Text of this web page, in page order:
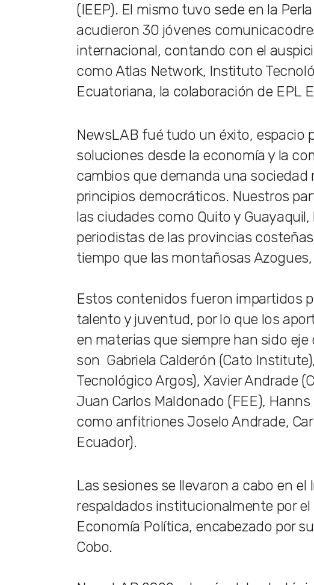
(IEEP). El mismo tuvo sede en la
acudieron 30 jóvenes
internacional, contando con el
como Atlas Network, Instituto
Ecuatoriana, la colaboración de EPL
NewsLAB fué tudo un éxito, espacio
soluciones desde la economía y la
cambios que demanda una sociedad
principios democráticos. Nuestros
las ciudades como Quito y
periodistas de las provincias
tiempo que las montañosas
Estos contenidos fueron impartidos
talento y juventud, por lo que los
en materias que siempre han sido
son Gabriela Calderón (Cato
Tecnológico Argos), Xavier Andrade
Juan Carlos Maldonado (FEE),
como anfitriones Joselo Andrade,
Ecuador).
Las sesiones se llevaron a cabo en
respaldados institucionalmente por
Economía Política, encabezado por
Cobo.